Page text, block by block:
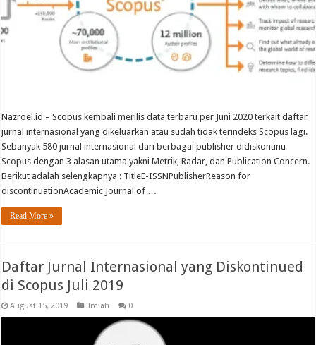
Nazroel.id – Scopus kembali merilis data terbaru per Juni 2020 terkait daftar
jurnal internasional yang dikeluarkan atau sudah tidak terindeks Scopus lagi.
Sebanyak 580 jurnal internasional dari berbagai publisher didiskontinu
Scopus dengan 3 alasan utama yakni Metrik, Radar, dan Publication Concern.
Berikut adalah selengkapnya : TitleE-ISSNPublisherReason for
discontinuationAcademic Journal of …
Read More »
Daftar Jurnal Internasional yang Diskontinued
di Scopus Juli 2019
August 15, 2019 Ilmiah 0